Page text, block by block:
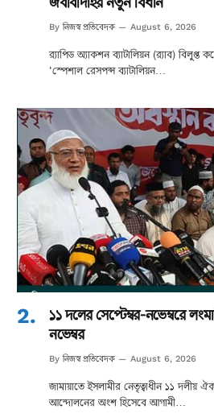
By নিজস্ব প্রতিবেদক August 6, 2026
র‌্যাপিড অ্যাকশন ব্যাটালিয়ন (র‌্যাব) বিলুপ্ত
‘স্পেশাল রেসপন্স ব্যাটালিয়ন…
১১ দলের সেপ্টেম্বর-নভেম্বরে
নভেম্বর
By নিজস্ব প্রতিবেদক August 6, 2026
জামায়াতে ইসলামীর নেতৃত্বাধীন ১১ দলীয়
আন্দোলনের অংশ হিসেবে আগামী…